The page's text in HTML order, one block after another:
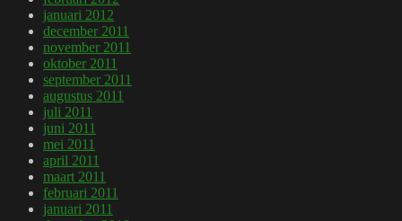
januari 2012
december 2011
november 2011
oktober 2011
september 2011
augustus 2011
juli 2011
juni 2011
mei 2011
april 2011
maart 2011
februari 2011
januari 2011